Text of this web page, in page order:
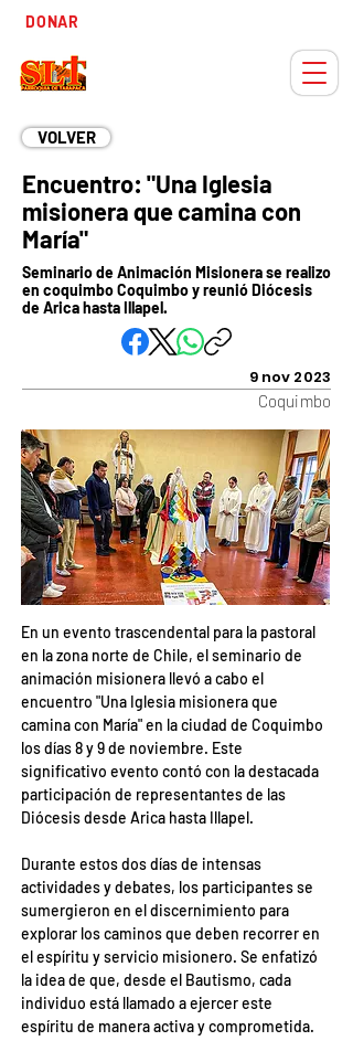
DONAR
VOLVER
Encuentro: "Una Iglesia
misionera que camina con
María"
Seminario de Animación Misionera se realizo
en coquimbo Coquimbo y reunió Diócesis
de Arica hasta Illapel.
9 nov 2023
Coquimbo
En un evento trascendental para la pastoral
en la zona norte de Chile, el seminario de
animación misionera llevó a cabo el
encuentro "Una Iglesia misionera que
camina con María" en la ciudad de Coquimbo
los días 8 y 9 de noviembre. Este
significativo evento contó con la destacada
participación de representantes de las
Diócesis desde Arica hasta Illapel.
Durante estos dos días de intensas
actividades y debates, los participantes se
sumergieron en el discernimiento para
explorar los caminos que deben recorrer en
el espíritu y servicio misionero. Se enfatizó
la idea de que, desde el Bautismo, cada
individuo está llamado a ejercer este
espíritu de manera activa y comprometida.